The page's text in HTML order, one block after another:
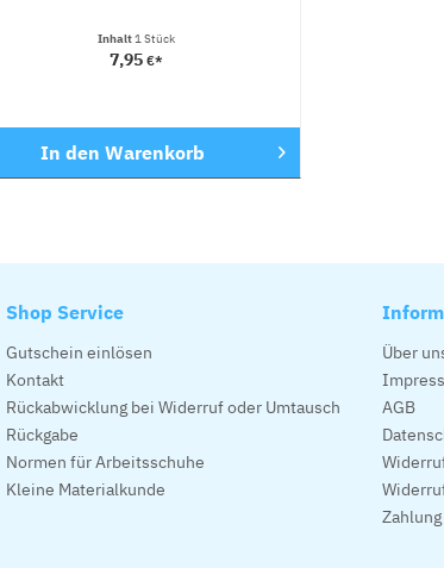
Inhalt1 Stück
7,95€*
In den Warenkorb
Shop Service
Gutschein einlösen
Kontakt
Rückabwicklung bei Widerruf oder Umtausch
Rückgabe
Normen für Arbeitsschuhe
Kleine Materialkunde
Über
AGB